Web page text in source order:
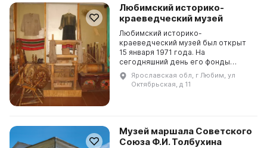
Любимский историко-
краеведческий музей
Любимский историко-
краеведческий музей был открыт
15 января 1971 года. На
сегодняшний день его фонды
включают почти 3000 экспонатов.
Краеведческий отдел музея
представлен девятью
Ярославская обл, г Любим, ул
Октябрьская, д 11
Музей маршала Советского
Союза Ф.И. Толбухина